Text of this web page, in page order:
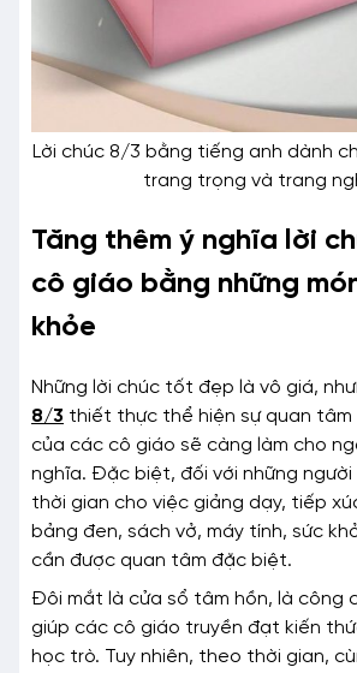
Lời chúc 8/3 bằng tiếng anh dành
trang trọng và trang
Tăng thêm ý nghĩa lời
cô giáo bằng những
khỏe
Những lời chúc tốt đẹp là vô giá,
8/3 thiết thực thể hiện sự quan tâm
của các cô giáo sẽ càng làm cho
nghĩa. Đặc biệt, đối với những người
thời gian cho việc giảng dạy, tiếp
bảng đen, sách vở, máy tính, sức
cần được quan tâm đặc biệt.
Đôi mắt là cửa sổ tâm hồn, là công
giúp các cô giáo truyền đạt kiến
học trò. Tuy nhiên, theo thời gian,